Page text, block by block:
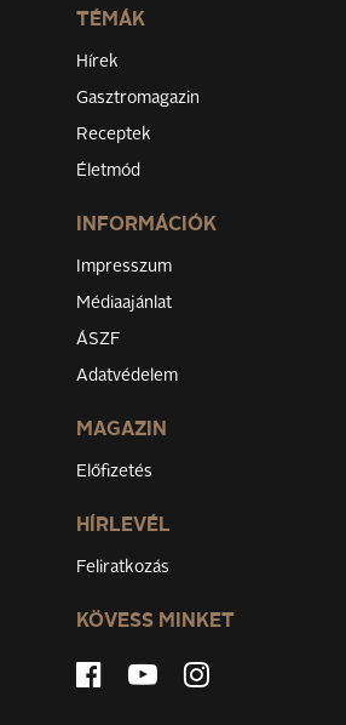
TÉMÁK
Hírek
Gasztromagazin
Receptek
Életmód
INFORMÁCIÓK
Impresszum
Médiaajánlat
ÁSZF
Adatvédelem
MAGAZIN
Előfizetés
HÍRLEVÉL
Feliratkozás
KÖVESS MINKET